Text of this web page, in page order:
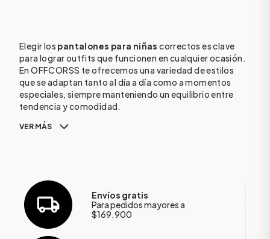
Elegir los pantalones para niñas correctos es clave
para lograr outfits que funcionen en cualquier ocasión.
En OFFCORSS te ofrecemos una variedad de estilos
que se adaptan tanto al día a día como a momentos
especiales, siempre manteniendo un equilibrio entre
tendencia y comodidad.
VER MÁS
Envíos gratis
Para pedidos mayores a
$169.900